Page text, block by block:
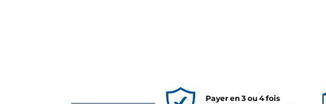
Payer en 3 ou 4 fois